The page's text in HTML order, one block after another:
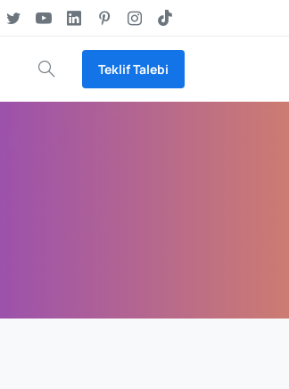
Arama
Teklif Talebi